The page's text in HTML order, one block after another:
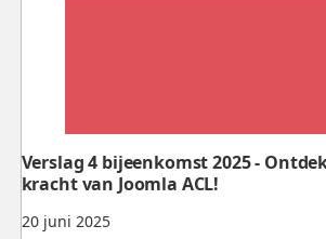
20 juni 2025
Verslag 4 bijeenkomst 2025 -
kracht van Joomla ACL!